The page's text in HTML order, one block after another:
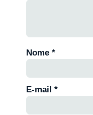
Nome *
E-mail *